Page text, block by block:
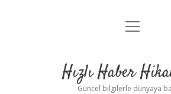
Anasayfa
Yasal Uyarı
menüyü
Hızlı Haber
Güncel bilgilerle dünyaya